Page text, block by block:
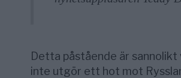
Detta påstående är
inte utgör ett hot mot